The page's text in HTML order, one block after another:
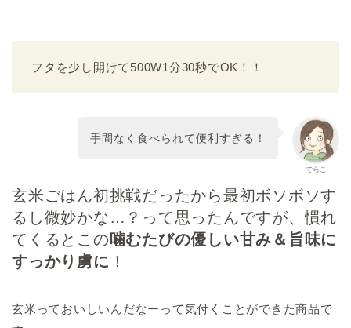
フタを少し開けて500W1分30秒でOK！！
でらこ
手間なく食べられて便利すぎる！
玄米ごはん初挑戦だったから最初ボソボソす
るし微妙かな…？って思ったんですが、慣れ
てくるとこの噛むたびの優しい甘み＆旨味に
すっかり虜に ！
玄米っておいしいんだなーって気付くことができた商品で